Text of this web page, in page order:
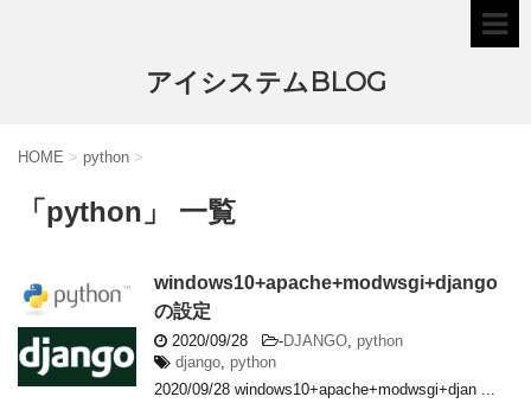
アイシステムBLOG
HOME > python >
「python」 一覧
windows10+apache+modwsgi+django
の設定
2020/09/28 -DJANGO, python
django, python
2020/09/28 windows10+apache+modwsgi+djan ...